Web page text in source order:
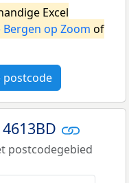
Excel
op Zoom of
postcode
postcodegebied